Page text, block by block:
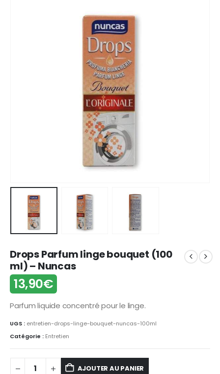
Drops Parfum linge bouquet (100
ml) – Nuncas
13,90€
Parfum liquide concentré pour le linge.
UGS : entretien-drops-linge-bouquet-nuncas-100ml
Catégorie : Entretien
AJOUTER AU PANIER